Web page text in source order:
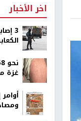
اخر الأخبار
‏3
غزة